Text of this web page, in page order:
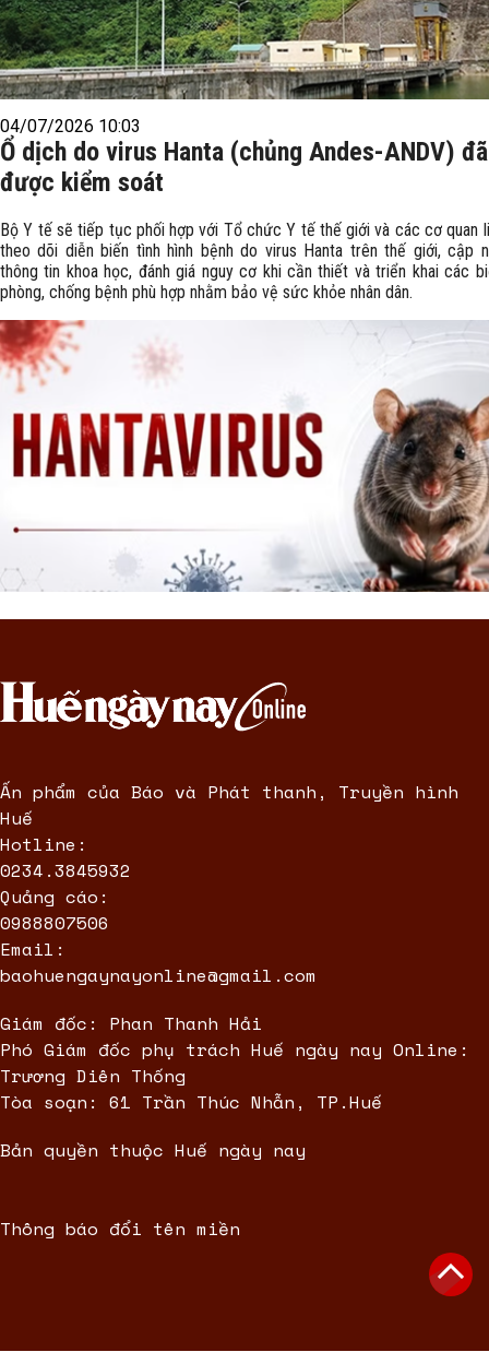
04/07/2026 10:03
Ổ dịch do virus Hanta (chủng Andes-ANDV) đã
được kiểm soát
Bộ Y tế sẽ tiếp tục phối hợp với Tổ chức Y tế thế giới và các cơ quan
theo dõi diễn biến tình hình bệnh do virus Hanta trên thế giới, cập
thông tin khoa học, đánh giá nguy cơ khi cần thiết và triển khai các
phòng, chống bệnh phù hợp nhằm bảo vệ sức khỏe nhân dân.
Ấn phẩm của Báo và Phát thanh, Truyền hình
Huế
Hotline:
0234.3845932
Quảng cáo:
0988807506
Email:
baohuengaynayonline@gmail.com
Giám đốc: Phan Thanh Hải
Phó Giám đốc phụ trách Huế ngày nay Online:
Trương Diên Thống
Tòa soạn: 61 Trần Thúc Nhẫn, TP.Huế
Bản quyền thuộc Huế ngày nay
Thông báo đổi tên miền